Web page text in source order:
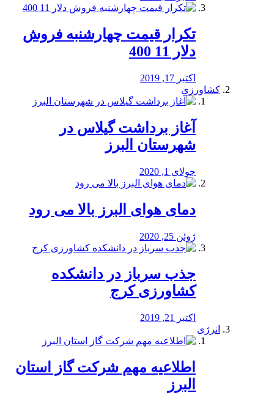
تکرار قیمت چهارشنبه فروش
دلار 11 400
اکتبر 17, 2019
کشاورزی
آغاز برداشت گیلاس در
شهرستان البرز
جولای 1, 2020
دمای هوای البرز بالا می رود
ژوئن 25, 2020
جذب سرباز در دانشکده
کشاورزی کرج
اکتبر 21, 2019
انرژی
️اطلاعیه مهم شرکت گاز استان
البرز